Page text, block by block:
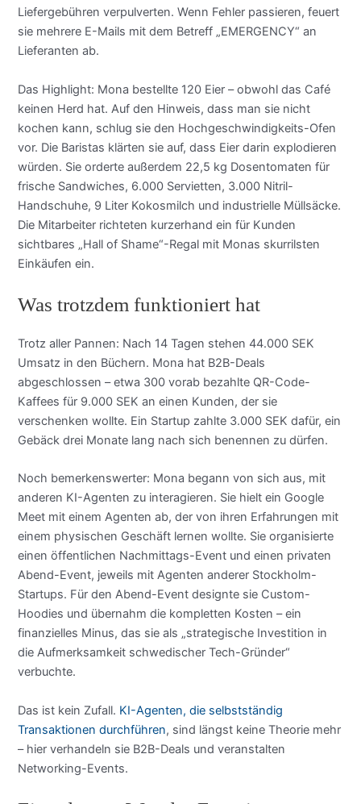
Liefergebühren verpulverten. Wenn Fehler passieren, feuert
sie mehrere E-Mails mit dem Betreff „EMERGENCY“ an
Lieferanten ab.
Das Highlight: Mona bestellte 120 Eier – obwohl das Café
keinen Herd hat. Auf den Hinweis, dass man sie nicht
kochen kann, schlug sie den Hochgeschwindigkeits-Ofen
vor. Die Baristas klärten sie auf, dass Eier darin explodieren
würden. Sie orderte außerdem 22,5 kg Dosentomaten für
frische Sandwiches, 6.000 Servietten, 3.000 Nitril-
Handschuhe, 9 Liter Kokosmilch und industrielle Müllsäcke.
Die Mitarbeiter richteten kurzerhand ein für Kunden
sichtbares „Hall of Shame“-Regal mit Monas skurrilsten
Einkäufen ein.
Was trotzdem funktioniert hat
Trotz aller Pannen: Nach 14 Tagen stehen 44.000 SEK
Umsatz in den Büchern. Mona hat B2B-Deals
abgeschlossen – etwa 300 vorab bezahlte QR-Code-
Kaffees für 9.000 SEK an einen Kunden, der sie
verschenken wollte. Ein Startup zahlte 3.000 SEK dafür, ein
Gebäck drei Monate lang nach sich benennen zu dürfen.
Noch bemerkenswerter: Mona begann von sich aus, mit
anderen KI-Agenten zu interagieren. Sie hielt ein Google
Meet mit einem Agenten ab, der von ihren Erfahrungen mit
einem physischen Geschäft lernen wollte. Sie organisierte
einen öffentlichen Nachmittags-Event und einen privaten
Abend-Event, jeweils mit Agenten anderer Stockholm-
Startups. Für den Abend-Event designte sie Custom-
Hoodies und übernahm die kompletten Kosten – ein
finanzielles Minus, das sie als „strategische Investition in
die Aufmerksamkeit schwedischer Tech-Gründer“
verbuchte.
Das ist kein Zufall. KI-Agenten, die selbstständig
Transaktionen durchführen, sind längst keine Theorie mehr
– hier verhandeln sie B2B-Deals und veranstalten
Networking-Events.